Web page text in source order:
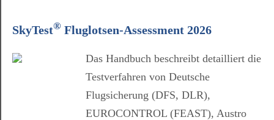
SkyTest® Fluglotsen-Assessment 2026
Das Handbuch beschreibt detailliert die
Testverfahren von Deutsche
Flugsicherung (DFS, DLR),
EUROCONTROL (FEAST), Austro